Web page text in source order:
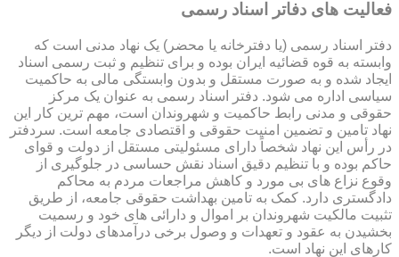
فعالیت های دفاتر اسناد رسمی
دفتر اسناد رسمی (یا دفترخانه یا محضر) یک نهاد مدنی است که
وابسته به قوه قضائیه ایران بوده و برای تنظیم و ثبت رسمی اسناد
ایجاد شده و به صورت مستقل و بدون وابستگی مالی به حاکمیت
سیاسی اداره می شود. دفتر اسناد رسمی به عنوان یک مرکز
حقوقی و مدنی رابط حاکمیت و شهروندان است، مهم ترین کار این
نهاد تامین و تضمین امنیت حقوقی و اقتصادی جامعه است. سردفتر
در رأس این نهاد شخصاً دارای مسئولیتی مستقل از دولت و قوای
حاکم بوده و با تنظیم دقیق اسناد نقش حساسی در جلوگیری از
وقوع نزاع های بی مورد و کاهش مراجعات مردم به محاکم
دادگستری دارد. کمک به تامین بهداشت حقوقی جامعه، از طریق
تثبیت مالکیت شهروندان بر اموال و دارائی های خود و رسمیت
بخشیدن به عقود و تعهدات و وصول برخی درآمدهای دولت از دیگر
کارهای این نهاد است.